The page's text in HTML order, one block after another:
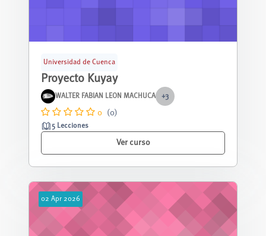
Universidad de Cuenca
Proyecto Kuyay
WALTER FABIAN LEON MACHUCA +3
0 (0)
5 Lecciones
Ver curso
02 Apr 2026